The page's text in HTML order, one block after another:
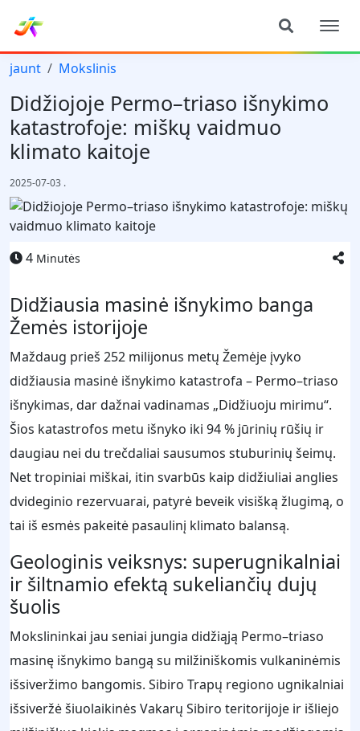
jaunt Mokslinis
Didžiojoje Permo–triaso išnykimo
katastrofoje: miškų vaidmuo
klimato kaitoje
2025-07-03 .
4 Minutės
Didžiausia masinė išnykimo banga
Žemės istorijoje
Maždaug prieš 252 milijonus metų Žemėje įvyko
didžiausia masinė išnykimo katastrofa – Permo–triaso
išnykimas, dar dažnai vadinamas „Didžiuoju mirimu“.
Šios katastrofos metu išnyko iki 94 % jūrinių rūšių ir
daugiau nei du trečdaliai sausumos stuburinių šeimų.
Net tropiniai miškai, itin svarbūs kaip didžiuliai anglies
dvideginio rezervuarai, patyrė beveik visišką žlugimą, o
tai iš esmės pakeitė pasaulinį klimato balansą.
Geologinis veiksnys: superugnikalniai
ir šiltnamio efektą sukeliančių dujų
šuolis
Mokslininkai jau seniai jungia didžiąją Permo–triaso
masinę išnykimo bangą su milžiniškomis vulkaninėmis
išsiveržimo bangomis. Sibiro Trapų regiono ugnikalniai
išsiveržė šiuolaikinės Vakarų Sibiro teritorijoje ir išliejo